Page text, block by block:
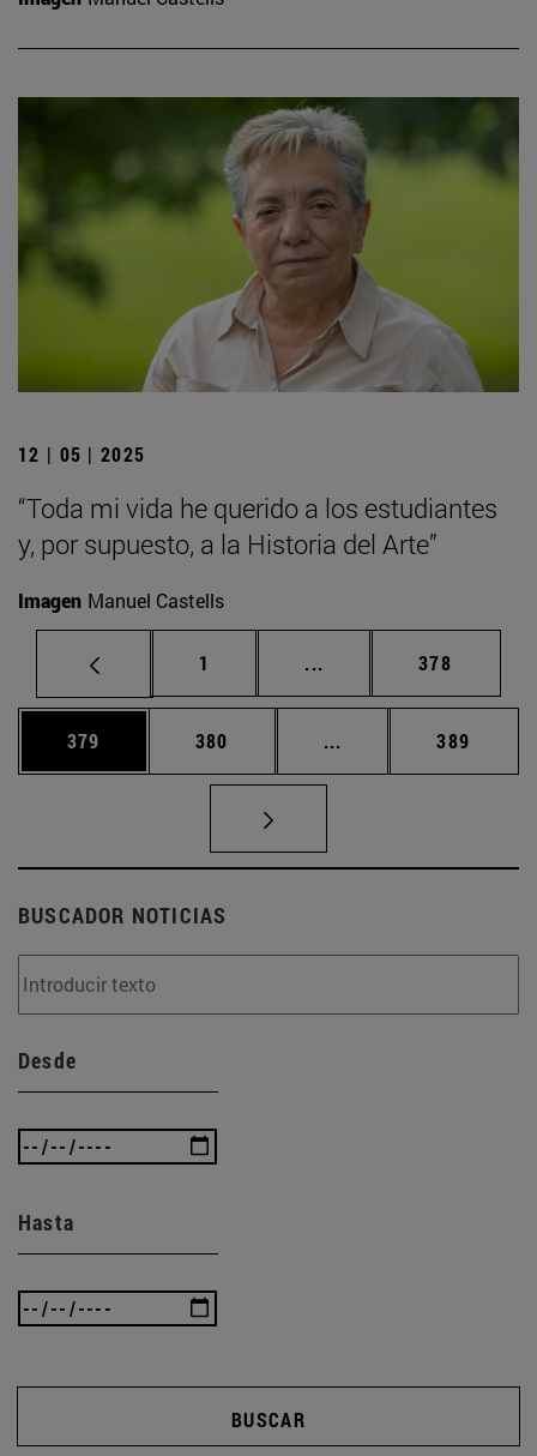
12 | 05 | 2025
“Toda mi vida he querido a los estudiantes
y, por supuesto, a la Historia del Arte”
Imagen Manuel Castells
Página
1 ... Páginas intermedias
Página
378
Página
379 Página
380 ... Páginas intermedias
Página
389
BUSCADOR NOTICIAS
Desde
Hasta
BUSCAR